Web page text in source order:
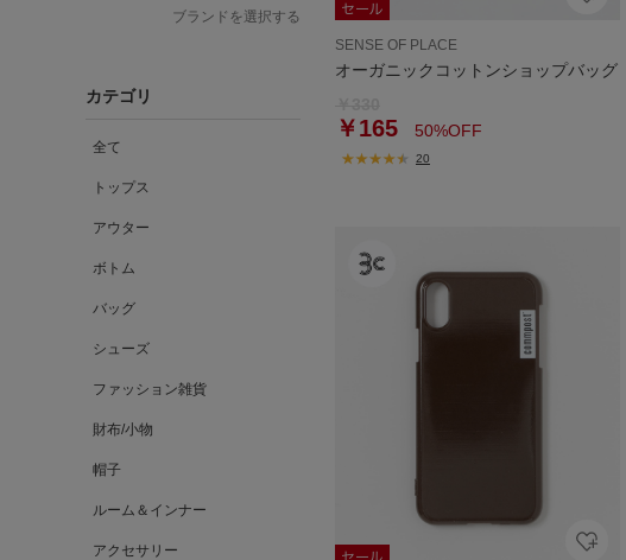
ブランドを選択する
カテゴリ
全て
トップス
アウター
ボトム
バッグ
シューズ
ファッション雑貨
財布/小物
帽子
ルーム＆インナー
アクセサリー
SENSE OF PLACE
オーガニックコットンショップバッグ
￥165 50%OFF
20